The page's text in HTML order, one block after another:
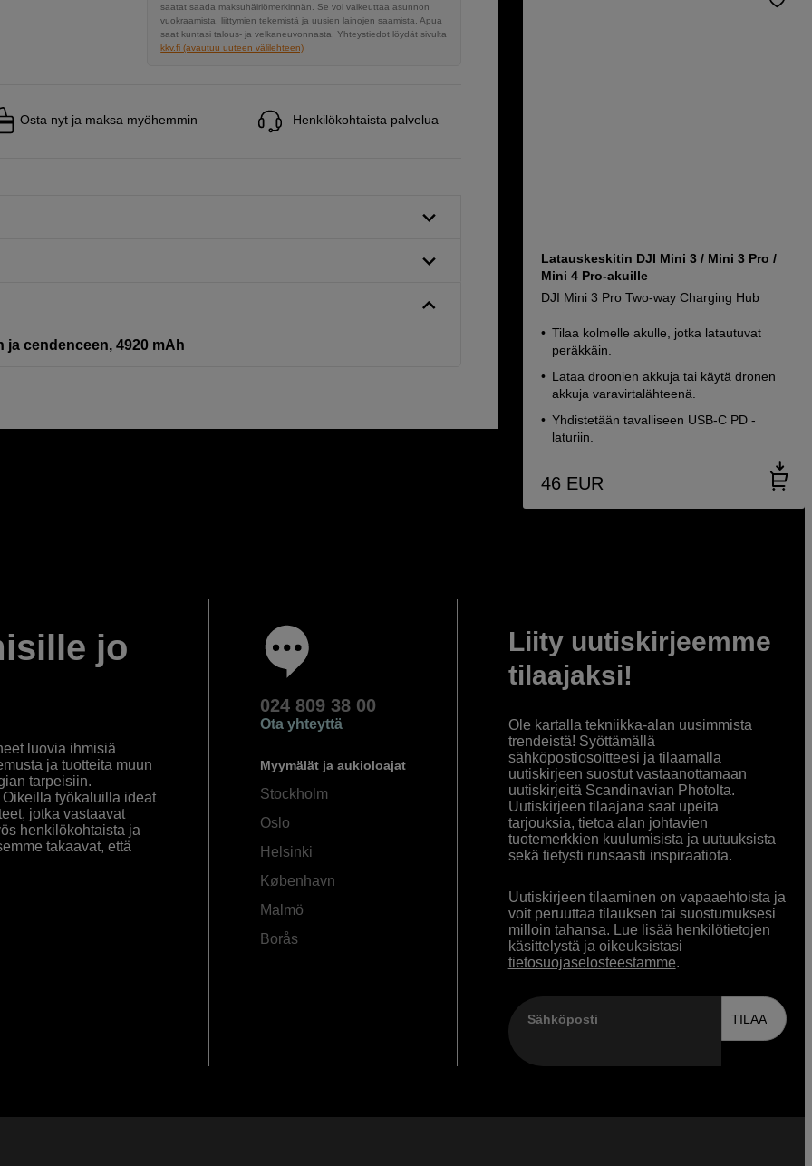
saatat saada maksuhäiriömerkinnän. Se voi vaikeuttaa asunnon
vuokraamista, liittymien tekemistä ja uusien lainojen saamista. Apua
saat kuntasi talous- ja velkaneuvonnasta. Yhteystiedot löydät sivulta
kkv.fi (avautuu uuteen välilehteen)
Osta nyt ja maksa myöhemmin Henkilökohtaista palvelua
cendenceen, 4920 mAh
Latauskeskitin DJI Mini 3 / Mini 3 Pro /
Mini 4 Pro-akuille
DJI Mini 3 Pro Two-way Charging Hub
Tilaa kolmelle akulle, jotka latautuvat
peräkkäin.
Lataa droonien akkuja tai käytä dronen
akkuja varavirtalähteenä.
Yhdistetään tavalliseen USB-C PD -
laturiin.
46 EUR
jo
luovia ihmisiä
ja tuotteita muun
tarpeisiin.
työkaluilla ideat
jotka vastaavat
henkilökohtaista ja
takaavat, että
024 809 38 00
Ota yhteyttä
Myymälät ja aukioloajat
Stockholm
Oslo
Helsinki
København
Malmö
Borås
Liity uutiskirjeemme
tilaajaksi!
Ole kartalla tekniikka-alan uusimmista
trendeistä! Syöttämällä
sähköpostiosoitteesi ja tilaamalla
uutiskirjeen suostut vastaanottamaan
uutiskirjeitä Scandinavian Photolta.
Uutiskirjeen tilaajana saat upeita
tarjouksia, tietoa alan johtavien
tuotemerkkien kuulumisista ja uutuuksista
sekä tietysti runsaasti inspiraatiota.
Uutiskirjeen tilaaminen on vapaaehtoista ja
voit peruuttaa tilauksen tai suostumuksesi
milloin tahansa. Lue lisää henkilötietojen
käsittelystä ja oikeuksistasi
tietosuojaselosteestamme.
Sähköposti TILAA